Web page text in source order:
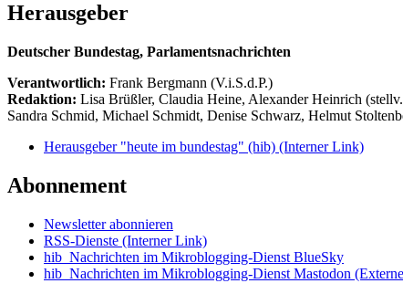
Herausgeber
Deutscher Bundestag, Parlamentsnachrichten
Verantwortlich: Frank Bergmann (V.i.S.d.P.)
Redaktion: Lisa Brüßler, Claudia Heine, Alexander Heinrich
Sandra Schmid, Michael Schmidt, Denise Schwarz, Helmut
Herausgeber "heute im bundestag" (hib) (Interner Link)
Abonnement
Newsletter abonnieren
RSS-Dienste (Interner Link)
hib_Nachrichten im Mikroblogging-Dienst BlueSky
hib_Nachrichten im Mikroblogging-Dienst Mastodon